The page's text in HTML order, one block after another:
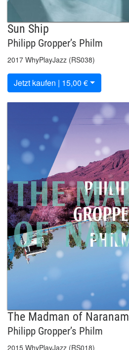
Sun Ship
Philipp Gropper’s Philm
2017 WhyPlayJazz (RS038)
Jetzt kaufen | 15,00 €
The Madman of Naranam
Philipp Gropper’s Philm
2015 WhyPlayJazz (RS018)